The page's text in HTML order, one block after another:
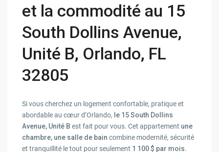
et la commodité au 15
South Dollins Avenue,
Unité B, Orlando, FL
32805
Si vous cherchez un logement confortable, pratique et
abordable au cœur d’Orlando, le 15 South Dollins
Avenue, Unité B est fait pour vous. Cet appartement une
chambre, une salle de bain combine modernité, sécurité
et tranquillité le tout pour seulement 1 100 $ par mois.